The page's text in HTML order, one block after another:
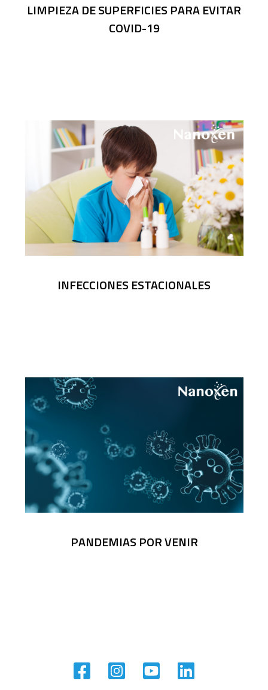
LIMPIEZA DE SUPERFICIES PARA EVITAR
COVID-19
INFECCIONES ESTACIONALES
PANDEMIAS POR VENIR